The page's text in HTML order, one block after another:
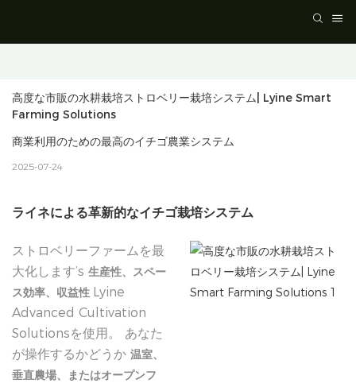
高度な市販の水耕栽培ストロベリー栽培システム| Lyine Smart
Farming Solutions
商業利用のための最高のイチゴ農業システム
2025-07-24
ライネによる革新的なイチゴ栽培システム
ストロベリーファームを最
大化します’s 生産性、スペー
ス効率、収益性 Lyine
Advanced Cultivation
Solutionsを使用。 あなた
が操作するかどうか 温室、
垂直農場、またはオープンフ